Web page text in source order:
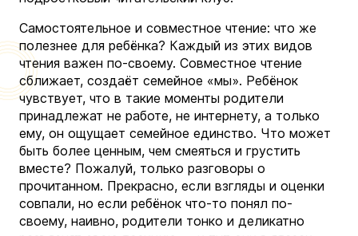
Самостоятельное и совместное чтение: что же
полезнее для ребёнка? Каждый из этих видов
чтения важен по-своему. Совместное чтение
сближает, создаёт семейное «мы». Ребёнок
чувствует, что в такие моменты родители
принадлежат не работе, не интернету, а только
ему, он ощущает семейное единство. Что может
быть более ценным, чем смеяться и грустить
вместе? Пожалуй, только разговоры о
прочитанном. Прекрасно, если взгляды и оценки
совпали, но если ребёнок что-то понял по-
своему, наивно, родители тонко и деликатно